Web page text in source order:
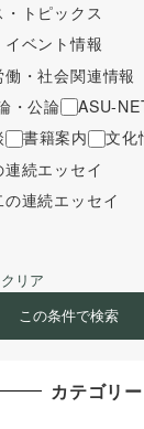
トピックス
ベント情報
・社会関連情報
・公論
ASU-
書籍案内
文化
続エッセイ
連続エッセイ
リア
この条件で検索
カテゴリー